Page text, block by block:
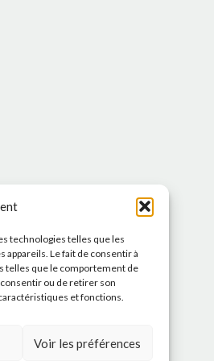
technologies telles que les
Le fait de consentir à
telles que le comportement de
consentir ou de retirer son
et fonctions.
Voir les préférences